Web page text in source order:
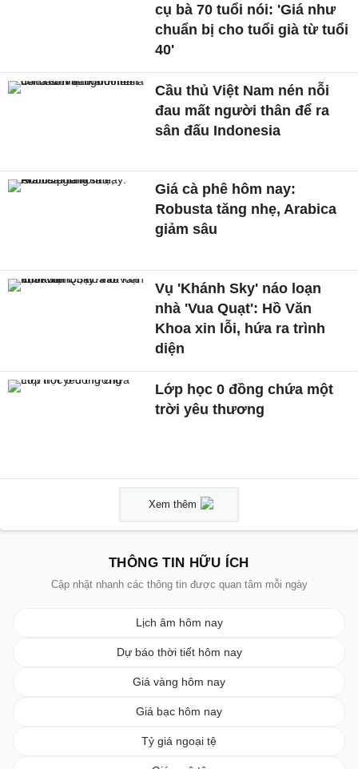
cụ bà 70 tuổi nói: 'Giá như
chuẩn bị cho tuổi già từ tuổi
40'
Cầu thủ Việt Nam nén nỗi
đau mất người thân để ra
sân đấu Indonesia
Giá cà phê hôm nay:
Robusta tăng nhẹ, Arabica
giảm sâu
Vụ 'Khánh Sky' náo loạn
nhà 'Vua Quạt': Hồ Văn
Khoa xin lỗi, hứa ra trình
diện
Lớp học 0 đồng chứa một
trời yêu thương
Xem thêm
THÔNG TIN HỮU ÍCH
Cập nhật nhanh các thông tin được quan tâm mỗi ngày
Lịch âm hôm nay
Dự báo thời tiết hôm nay
Giá vàng hôm nay
Giá bạc hôm nay
Tỷ giá ngoại tệ